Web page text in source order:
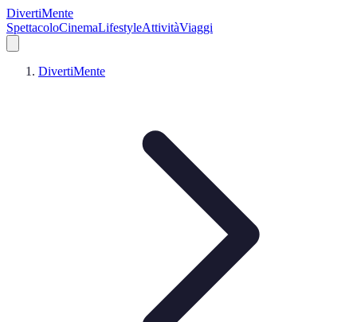
DivertiMente
SpettacoloCinemaLifestyleAttivitàViaggi
DivertiMente